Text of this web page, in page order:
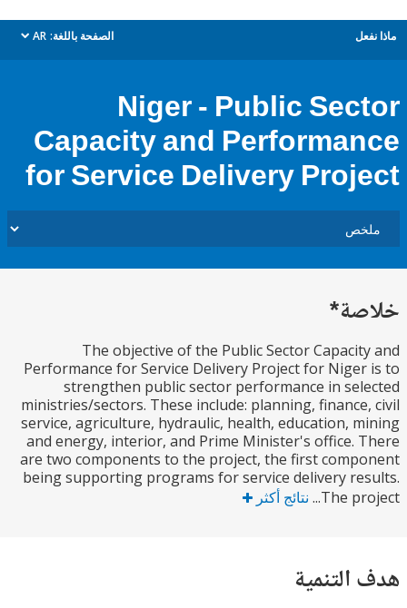
الصفحة باللغة: AR
dropdown
Niger - Public
Capacity and
for Service Delivery
The objective of the Public Sector
Performance for Service Delivery Project for
strengthen public sector performance in
ministries/sectors. These include: planning,
service, agriculture, hydraulic, health, education,
and energy, interior, and Prime Minister's office.
are two components to the project, the first
being supporting programs for service delivery
The نتائج أكثر